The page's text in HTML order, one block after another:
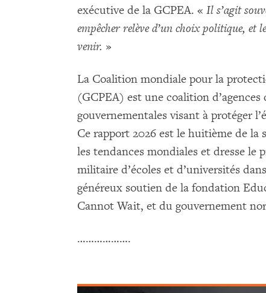
exécutive de la GCPEA. « Il s’agit
empêcher relève d’un choix politique, et
venir. »
La Coalition mondiale pour la
(GCPEA) est une coalition
gouvernementales visant à protéger
Ce rapport 2026 est le huitième de la
les tendances mondiales et dresse le
militaire d’écoles et d’universités
généreux soutien de la fondation
Cannot Wait, et du gouvernement
……………….